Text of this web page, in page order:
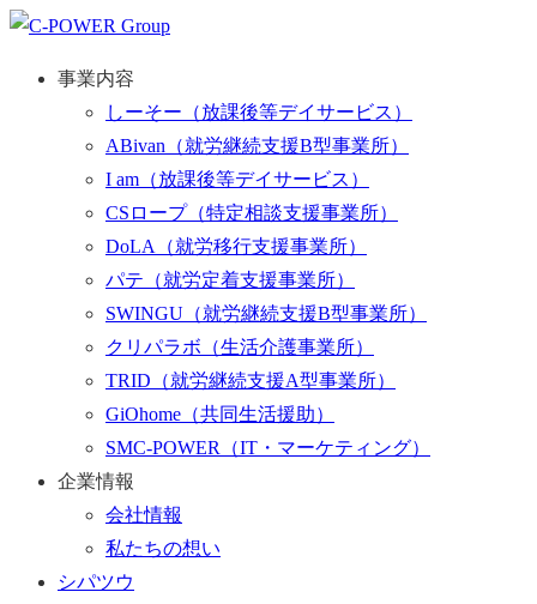
事業内容
しーそー （放課後等デイサービス）
ABivan （就労継続支援B型事業所）
I am （放課後等デイサービス）
CSロープ（特定相談支援事業所）
DoLA
（就労移行支援事業所）
パテ （就労定着支援事業所）
SWINGU （就労継続支援B型事業所）
クリパラボ （生活介護事業所）
TRID （就労継続支援A型事業所）
GiOhome （共同生活援助）
SMC-POWER
（IT・マーケティング）
企業情報
会社情報
私たちの想い
シパツウ